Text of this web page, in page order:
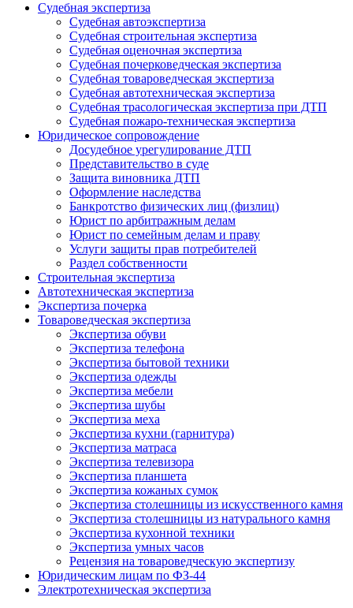
Судебная экспертиза
Судебная автоэкспертиза
Судебная строительная экспертиза
Судебная оценочная экспертиза
Судебная почерковедческая экспертиза
Судебная товароведческая экспертиза
Судебная автотехническая экспертиза
Судебная трасологическая экспертиза при ДТП
Судебная пожаро-техническая экспертиза
Юридическое сопровождение
Досудебное урегулирование ДТП
Представительство в суде
Защита виновника ДТП
Оформление наследства
Банкротство физических лиц (физлиц)
Юрист по арбитражным делам
Юрист по семейным делам и праву
Услуги защиты прав потребителей
Раздел собственности
Строительная экспертиза
Автотехническая экспертиза
Экспертиза почерка
Товароведческая экспертиза
Экспертиза обуви
Экспертиза телефона
Экспертиза бытовой техники
Экспертиза одежды
Экспертиза мебели
Экспертиза шубы
Экспертиза меха
Экспертиза кухни (гарнитура)
Экспертиза матраса
Экспертиза телевизора
Экспертиза планшета
Экспертиза кожаных сумок
Экспертиза столешницы из искусственного камня
Экспертиза столешницы из натурального камня
Экспертиза кухонной техники
Экспертиза умных часов
Рецензия на товароведческую экспертизу
Юридическим лицам по ФЗ-44
Электротехническая экспертиза